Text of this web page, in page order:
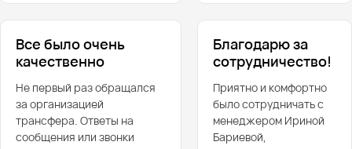
Все было очень
качественно
Не первый раз обращался
за организацией
трансфера. Ответы на
сообщения или звонки
Благодарю за
сотрудничество!
Приятно и комфортно
было сотрудничать с
менеджером Ириной
Бариевой,